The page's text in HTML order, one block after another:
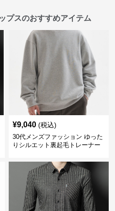
プスのおすすめアイテム
¥9,040 (税込)
30代メンズファッション ゆった
りシルエット裏起毛トレーナー